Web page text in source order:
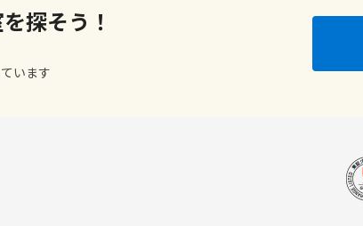
探そう！
います